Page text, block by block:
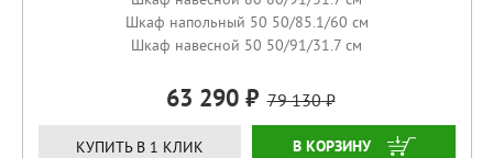
Шкаф напольный 50 50/85.1/60 см
Шкаф навесной 50 50/91/31.7 см
63 290 79 130
КУПИТЬ В 1 КЛИК КУПИТЬ